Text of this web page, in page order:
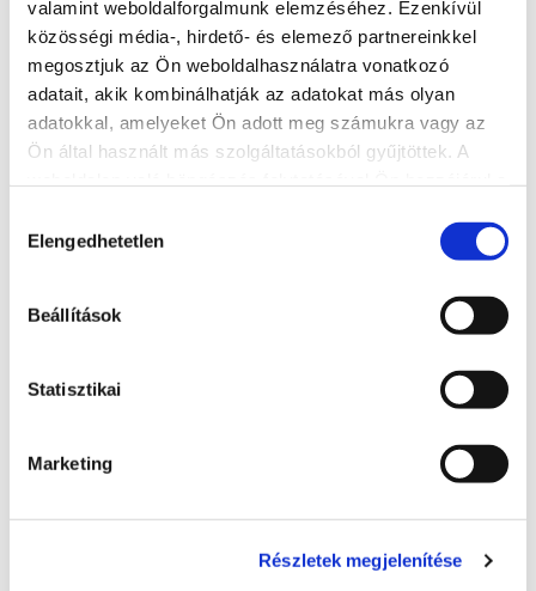
valamint weboldalforgalmunk elemzéséhez. Ezenkívül
közösségi média-, hirdető- és elemező partnereinkkel
megosztjuk az Ön weboldalhasználatra vonatkozó
adatait, akik kombinálhatják az adatokat más olyan
adatokkal, amelyeket Ön adott meg számukra vagy az
Ön által használt más szolgáltatásokból gyűjtöttek. A
kiválasztása
Elengedhetetlen
Beállítások
Statisztikai
Marketing
Részletek megjelenítése
Webseite
https://www.hotelazur.hu/
Weitere Unterkünfte